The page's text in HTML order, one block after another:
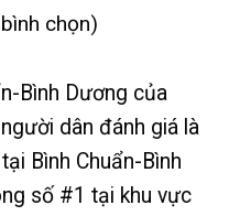
chọn)
Bình Dương của
dân đánh giá là
Bình Chuẩn-Bình
số #1 tại khu vực